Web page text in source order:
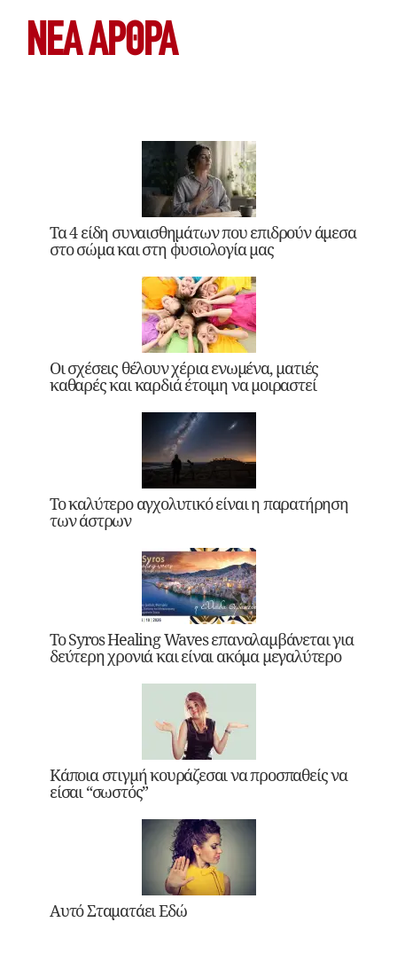
ΝΕΑ ΆΡΘΡΑ
Τα 4 είδη συναισθημάτων που επιδρούν άμεσα
στο σώμα και στη φυσιολογία μας
Οι σχέσεις θέλουν χέρια ενωμένα, ματιές
καθαρές και καρδιά έτοιμη να μοιραστεί
Το καλύτερο αγχολυτικό είναι η παρατήρηση
των άστρων
Το Syros Healing Waves επαναλαμβάνεται για
δεύτερη χρονιά και είναι ακόμα μεγαλύτερο
Κάποια στιγμή κουράζεσαι να προσπαθείς να
είσαι “σωστός”
Αυτό Σταματάει Εδώ